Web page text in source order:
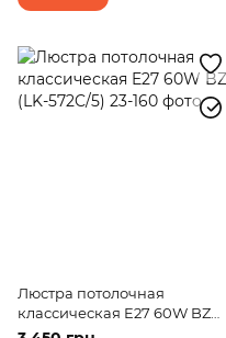
Люстра потолочная
классическая E27 60W BZ
(LK-572C/5)